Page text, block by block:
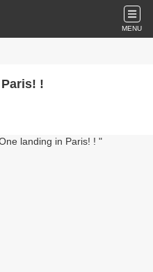
MENU
Air Force One landing in Paris! !